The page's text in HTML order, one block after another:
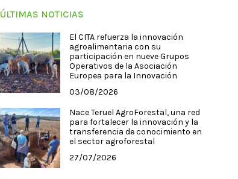
ÚLTIMAS NOTICIAS
El CITA refuerza la innovación
agroalimentaria con su
participación en nueve Grupos
Operativos de la Asociación
Europea para la Innovación
03/08/2026
Nace Teruel AgroForestal, una red
para fortalecer la innovación y la
transferencia de conocimiento en
el sector agroforestal
27/07/2026